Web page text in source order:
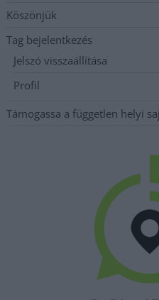
Köszönjük
Tag bejelentkezés
Jelszó visszaállítása
Profil
Támogassa a független helyi